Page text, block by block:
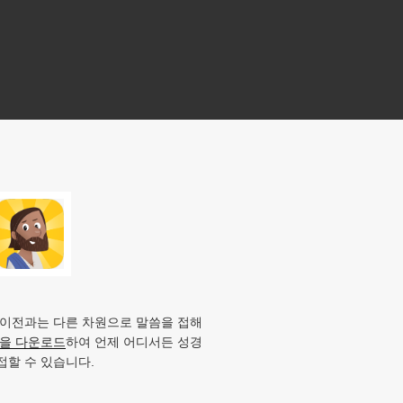
전과는 다른 차원으로 말씀을 접해
다운로드하여 언제 어디서든 성경
할 수 있습니다.